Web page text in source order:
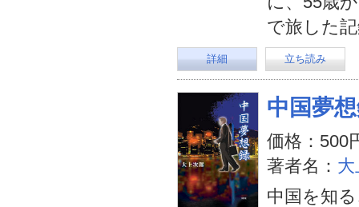
で旅した
詳細 立ち読み
中国夢
価格：500
著者名：
中国を知